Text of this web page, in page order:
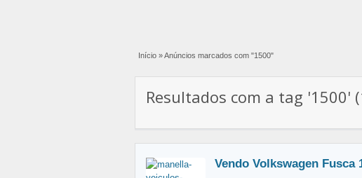
Início »Anúncios marcados com "1500"
Resultados com a tag '1500'
Vendo Volkswagen Fusca